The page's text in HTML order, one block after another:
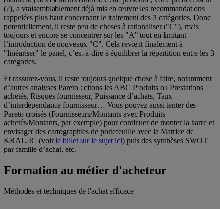
(?), a vraisemblablement déjà mis en œuvre les recommandations
rappelées plus haut concernant le traitement des 3 catégories. Donc
potentiellement, il reste peu de choses à rationaliser ("C"), mais
toujours et encore se concentrer sur les "A" tout en limitant
l’introduction de nouveaux "C". Cela revient finalement à
"linéariser" le panel, c’est-à-dire à équilibrer la répartition entre les 3
catégories.
Et rassurez-vous, il reste toujours quelque chose à faire, notamment
d’autres analyses Pareto : citons les ABC Produits ou Prestations
achetés, Risques fournisseur, Puissance d’achats, Taux
d’interdépendance fournisseur… Vous pouvez aussi tenter des
Pareto croisés (Fournisseurs/Montants avec Produits
achetés/Montants, par exemple) pour continuer de monter la barre et
envisager des cartographies de portefeuille avec la Matrice de
KRALJIC (voirle billet sur le sujet ici) puis des synthèses SWOT
par famille d’achat, etc.
Formation au métier d'acheteur
Méthodes et techniques de l'achat efficace